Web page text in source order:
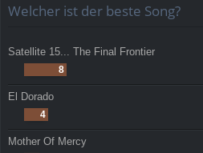
Welcher ist der beste Song?
Satellite 15... The Final Frontier
8
El Dorado
4
Mother Of Mercy